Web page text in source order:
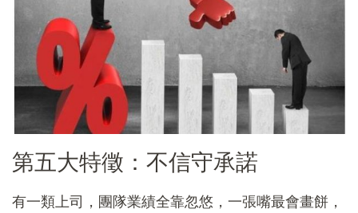
第五大特徵：不信守承諾
有一類上司，團隊業績全靠忽悠，一張嘴最會畫餅，